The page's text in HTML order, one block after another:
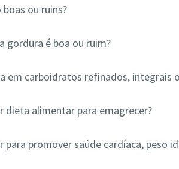
ou ruins?
gordura é boa ou ruim?
em carboidratos refinados, integrais
dieta alimentar para emagrecer?
para promover saúde cardíaca, peso